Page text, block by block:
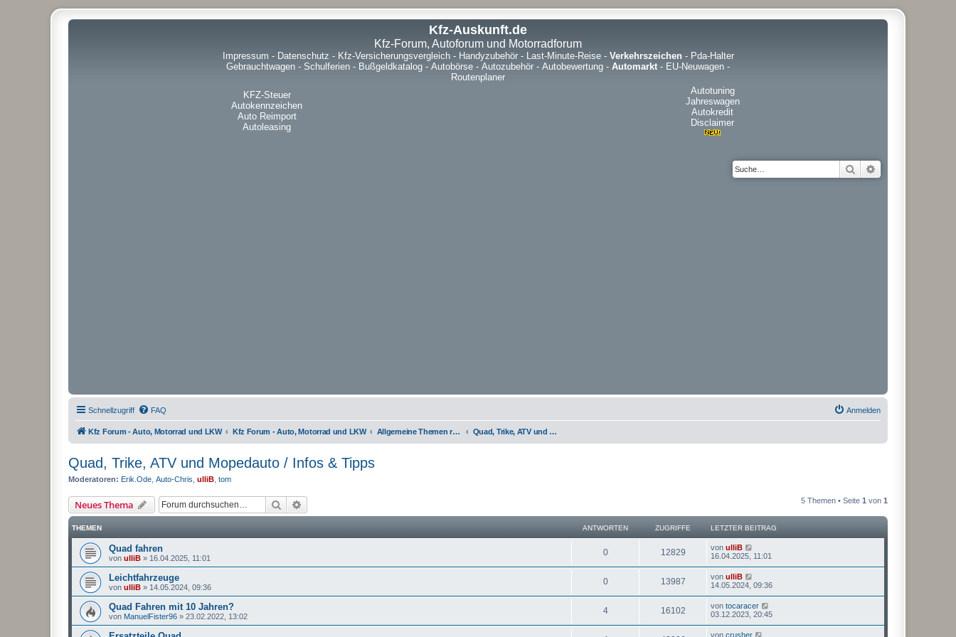
Kfz-Auskunft.de
Kfz-Forum, Autoforum und Motorradforum
Impressum - Datenschutz - Kfz-Versicherungsvergleich- Handyzubehör- Last-Minute-Reise- Verkehrszeichen- Pda-Halter
Gebrauchtwagen - Schulferien - Bußgeldkatalog - Autobörse - Autozubehör - Autobewertung - Automarkt - EU-Neuwagen -
Routenplaner
KFZ-Steuer
Autokennzeichen
Auto Reimport
Autoleasing
Autotuning
Jahreswagen
Autokredit
Disclaimer
Suche
Schnellzugriff FAQ Anmelden
Kfz Forum - Auto, Motorrad und LKW Kfz Forum - Auto, Motorrad und LKW Allgemeine Themen rund um Motorräder, Trikes, Quads, ATVs, zweirädrige Kleinkrafträder, Mopedautos und Microcars Quad, Trike, ATV und Mopedauto / Infos & Tipps
Quad, Trike, ATV und Mopedauto / Infos & Tipps
Moderatoren: Erik.Ode Auto-Chris ulliB tom
Neues Thema Suche 5 Themen • Seite 1 von 1
THEMEN ANTWORTEN ZUGRIFFE LETZTER BEITRAG
Quad fahren
von ulliB » 16.04.2025, 11:01
0 12829 von ulliB
16.04.2025, 11:01
Leichtfahrzeuge
von ulliB » 14.05.2024, 09:36
0 13987 von ulliB
14.05.2024, 09:36
Quad Fahren mit 10 Jahren?
von ManuelFister96 » 23.02.2022, 13:02
4 16102 von tocaracer
03.12.2023, 20:45
von crusher